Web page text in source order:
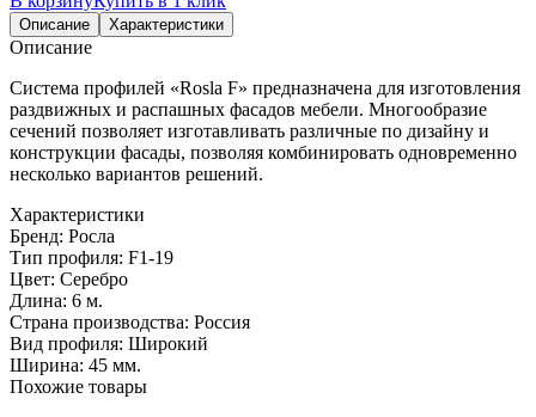
Описание Характеристики
Описание
Система профилей «Rosla F» предназначена для изготовления
раздвижных и распашных фасадов мебели. Многообразие
сечений позволяет изготавливать различные по дизайну и
конструкции фасады, позволяя комбинировать одновременно
несколько вариантов решений.
Характеристики
Бренд: Росла
Тип профиля: F1-19
Цвет: Серебро
Длина: 6 м.
Страна производства: Россия
Вид профиля: Широкий
Ширина: 45 мм.
Похожие товары